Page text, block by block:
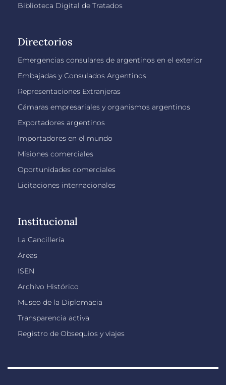
Biblioteca Digital de Tratados
Directorios
Emergencias consulares de argentinos en el exterior
Embajadas y Consulados Argentinos
Representaciones Extranjeras
Cámaras empresariales y organismos argentinos
Exportadores argentinos
Importadores en el mundo
Misiones comerciales
Oportunidades comerciales
Licitaciones internacionales
Institucional
La Cancillería
Áreas
ISEN
Archivo Histórico
Museo de la Diplomacia
Transparencia activa
Registro de Obsequios y viajes